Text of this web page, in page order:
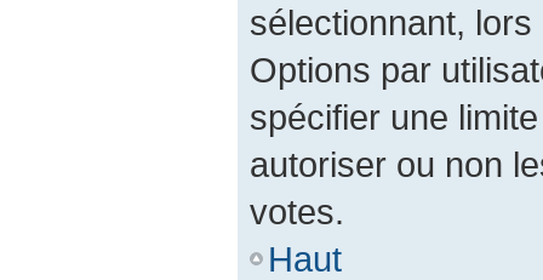
sélectionnant,
Options par
spécifier une
autoriser ou non
votes.
Haut